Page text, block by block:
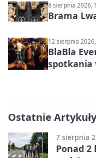
8 sierpnia 2026,
Brama
12 sierpnia
BlaBla
spotkania
Ostatnie Artykuły
7 sierpnia
Ponad